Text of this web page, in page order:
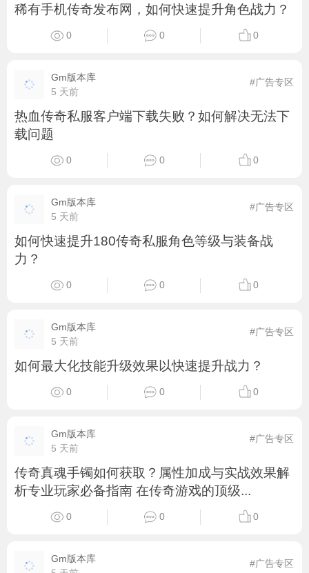
稀有手机传奇发布网，如何快速提升角色战力？
0 0 0
Gm版本库
5 天前
#广告专区
热血传奇私服客户端下载失败？如何解决无法下
载问题
0 0 0
Gm版本库
5 天前
#广告专区
如何快速提升180传奇私服角色等级与装备战
力？
0 0 0
Gm版本库
5 天前
#广告专区
如何最大化技能升级效果以快速提升战力？
0 0 0
Gm版本库
5 天前
#广告专区
传奇真魂手镯如何获取？属性加成与实战效果解
析专业玩家必备指南 在传奇游戏的顶级...
0 0 0
Gm版本库
#广告专区